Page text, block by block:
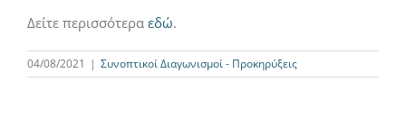
Δείτε περισσότερα εδώ.
04/08/2021 | Συνοπτικοί Διαγωνισμοί - Προκηρύξεις